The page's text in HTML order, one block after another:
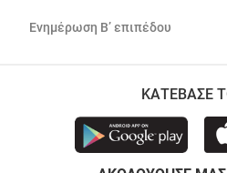
Ενημέρωση Β’ επιπέδου
ΚΑΤΕΒΑΣΕ